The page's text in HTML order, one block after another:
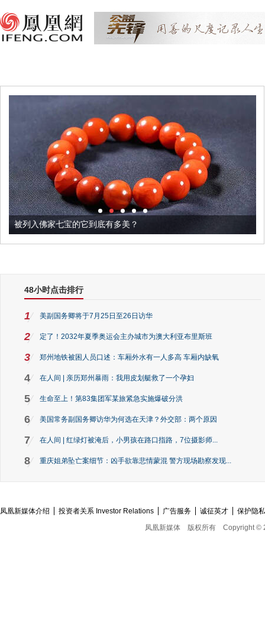
被列入佛家七宝的它到底有多美？
48小时点击排行
1 美副国务卿将于7月25日至26日访华
2 定了！2032年夏季奥运会主办城市为澳大利亚布里斯班
3 郑州地铁被困人员口述：车厢外水有一人多高 车厢内缺氧
4 在人间 | 亲历郑州暴雨：我用皮划艇救了一个孕妇
5 生命至上！第83集团军某旅紧急实施爆破分洪
6 美国常务副国务卿访华为何选在天津？外交部：两个原因
7 在人间 | 红绿灯被淹后，小男孩在路口指路，7位摄影师...
8 重庆姐弟坠亡案细节：凶手欲靠悲情蒙混 警方现场勘察发现...
凤凰新媒体介绍 投资者关系 Investor Relations 广告服务 诚征英才
保护隐
凤凰新媒体
版权所有 Copyright ©